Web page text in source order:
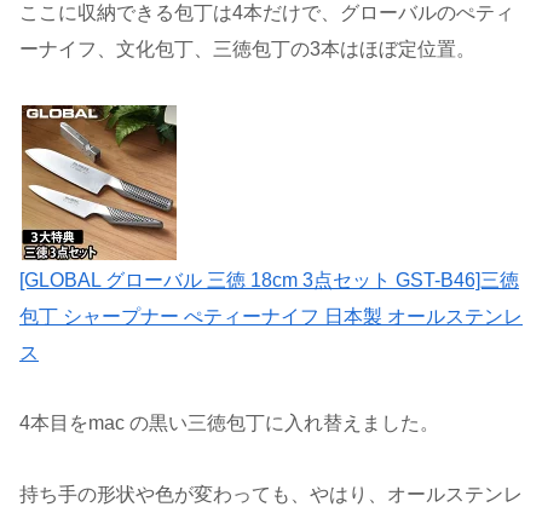
ここに収納できる包丁は4本だけで、グローバルのぺティ
ーナイフ、文化包丁、三徳包丁の3本はほぼ定位置。
[GLOBAL グローバル 三徳 18cm 3点セット GST-B46]三徳
包丁 シャープナー ぺティーナイフ 日本製 オールステンレ
ス
4本目をmac の黒い三徳包丁に入れ替えました。
持ち手の形状や色が変わっても、やはり、オールステンレ